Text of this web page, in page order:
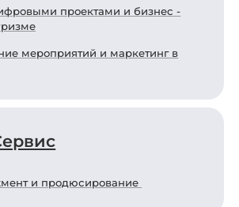
проектами и бизнес -
мероприятий и маркетинг в
и продюсирование